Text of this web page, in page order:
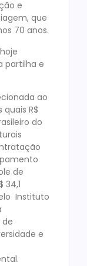
e
que
70 anos.
partilha e
ao
quais R$
do
de
34,1
Instituto
de
e